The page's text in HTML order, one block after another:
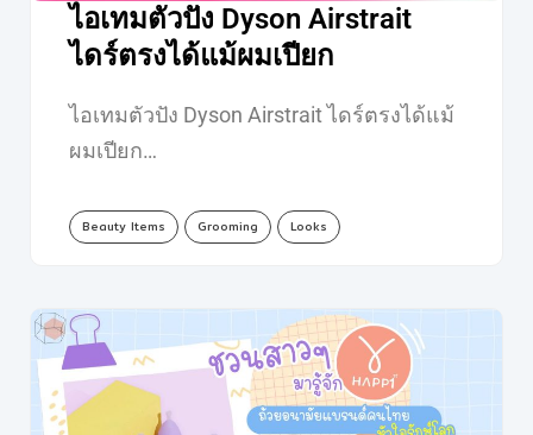
ไอเทมตัวปัง Dyson Airstrait
ไดร์ตรงได้แม้ผมเปียก
ไอเทมตัวปัง Dyson Airstrait ไดร์ตรงได้แม้
ผมเปียก…
Beauty Items Grooming Looks